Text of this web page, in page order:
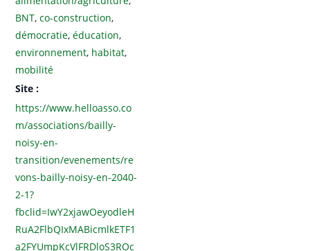
BNT,co-construction,
démocratie,éducation,
environnement, habitat,
mobilité
Site :
https://www.helloasso.co
m/associations/bailly-
noisy-en-
transition/evenements/re
vons-bailly-noisy-en-2040-
2-1?
fbclid=IwY2xjawOeyodleH
RuA2FlbQIxMABicmlkETF1
a2FYUmpKcVlFRDloS3ROc